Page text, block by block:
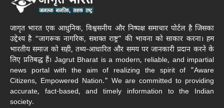
जागृत भारत एक आधुनिक, विश्वसनीय और निष्पक्ष समाचार पोर्टल है जिसका
उद्देश्य है “जागरूक नागरिक, सशक्त राष्ट्र” की भावना को साकार करना। हम
भारतीय समाज को सही, तथ्य-आधारित और समय पर जानकारी प्रदान करने के
लिए प्रतिबद्ध हैं। Jagrut Bharat is a modern, reliable, and impartial
news portal with the aim of realizing the spirit of "Aware
Citizens, Empowered Nation." We are committed to providing
accurate, fact-based, and timely information to the Indian
society.